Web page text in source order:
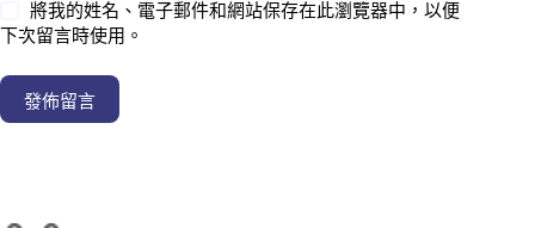
將我的姓名、電子郵件和網站保存在此瀏覽器中，以便
下次留言時使用。
發佈留言